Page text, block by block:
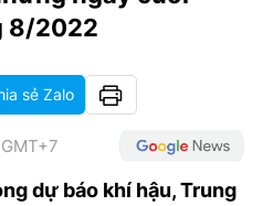
8/2022
sẻ Zalo
dự báo khí hậu, Trung